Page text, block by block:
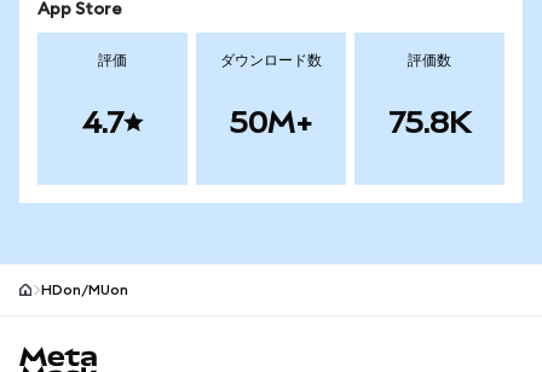
App Store
評価
4.7
ダウンロード数
50M+
評価数
75.8K
HDon/MUon